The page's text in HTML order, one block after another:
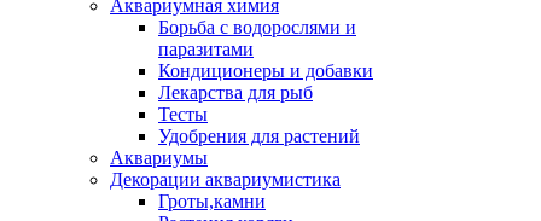
Аквариумная химия
Борьба с водорослями и
паразитами
Кондиционеры и добавки
Лекарства для рыб
Тесты
Удобрения для растений
Аквариумы
Декорации аквариумистика
Гроты,камни